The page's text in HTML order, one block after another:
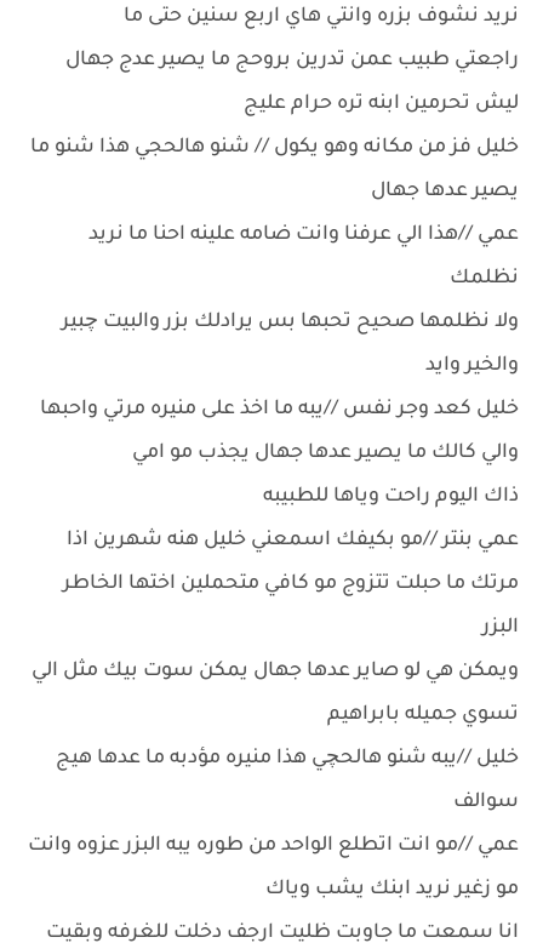
نريد نشوف بزره وانتي هاي اربع سنين حتى ما
راجعتي طبيب عمن تدرين بروحج ما يصير عدج جهال
ليش تحرمين ابنه تره حرام عليج
خليل فز من مكانه وهو يكول // شنو هالحجي هذا شنو ما
يصير عدها جهال
عمي //هذا الي عرفنا وانت ضامه علينه احنا ما نريد
نظلمك
ولا نظلمها صحيح تحبها بس يرادلك بزر والبيت چبير
والخير وايد
خليل كعد وجر نفس //يبه ما اخذ على منيره مرتي واحبها
والي كالك ما يصير عدها جهال يجذب مو امي
ذاك اليوم راحت وياها للطبيبه
عمي بنتر //مو بكيفك اسمعني خليل هنه شهرين اذا
مرتك ما حبلت تتزوج مو كافي متحملين اختها الخاطر
البزر
ويمكن هي لو صاير عدها جهال يمكن سوت بيك مثل الي
تسوي جميله بابراهيم
خليل //يبه شنو هالحچي هذا منيره مؤدبه ما عدها هيج
سوالف
عمي //مو انت اتطلع الواحد من طوره يبه البزر عزوه وانت
مو زغير نريد ابنك يشب وياك
انا سمعت ما جاوبت ظليت ارجف دخلت للغرفه وبقيت